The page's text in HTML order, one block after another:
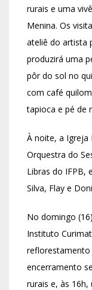
rurais e uma
Menina. Os
ateliê do artista
produzirá uma
pôr do sol no
com café
tapioca e pé de
À noite, a Igreja
Orquestra do
Libras do IFPB,
Silva, Flay e
No domingo
Instituto
reflorestamento
encerramento
rurais e, às